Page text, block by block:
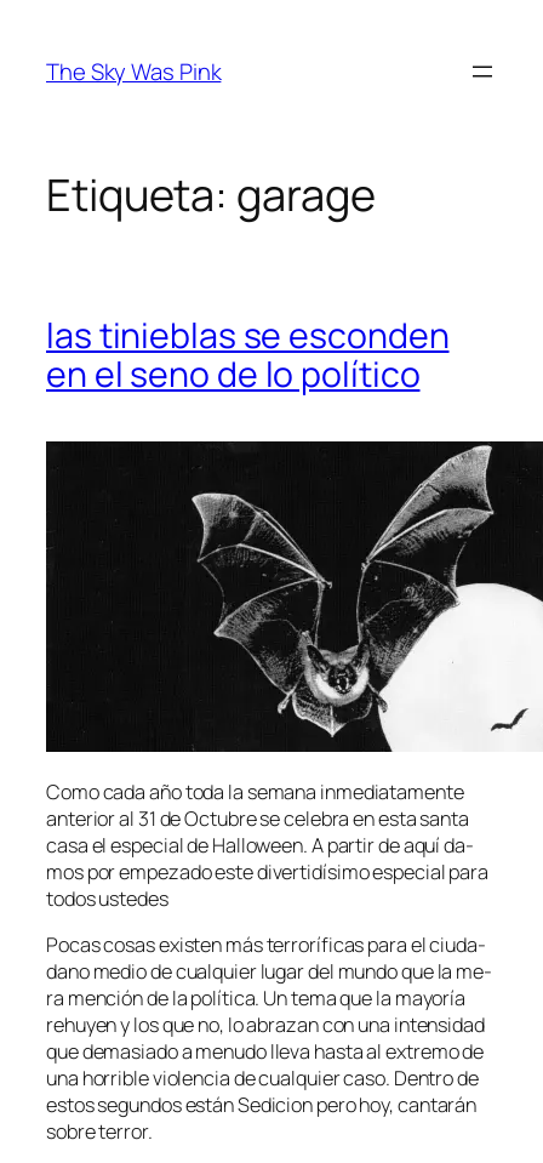
contenido
The Sky Was Pink
Etiqueta: garage
las tinieblas se esconden
en el seno de lo político
Como ca­da año to­da la se­ma­na in­me­dia­ta­men­te
an­te­rior al 31 de Octubre se ce­le­bra en es­ta san­ta
ca­sa el es­pe­cial de Halloween. A par­tir de aquí da­
mos por em­pe­za­do es­te di­ver­ti­dí­si­mo es­pe­cial pa­ra
to­dos ustedes
Pocas co­sas exis­ten más te­rro­rí­fi­cas pa­ra el ciu­da­
dano me­dio de cual­quier lu­gar del mun­do que la me­
ra men­ción de la po­lí­ti­ca. Un te­ma que la ma­yo­ría
rehu­yen y los que no, lo abra­zan con una in­ten­si­dad
que de­ma­sia­do a me­nu­do lle­va has­ta al ex­tre­mo de
una ho­rri­ble vio­len­cia de cual­quier ca­so. Dentro de
es­tos se­gun­dos es­tán Sedicion pe­ro hoy, can­ta­rán
so­bre terror.